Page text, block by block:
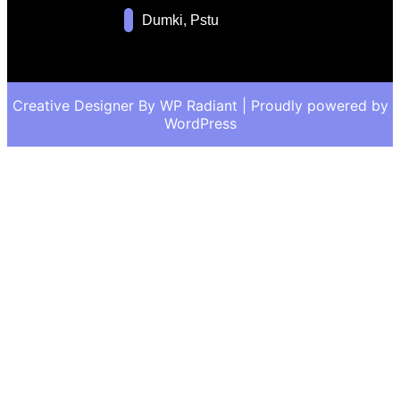
Dumki, Pstu
Creative Designer By WP Radiant | Proudly powered by
WordPress